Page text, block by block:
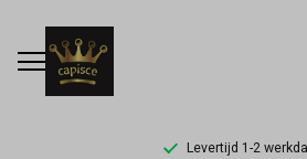
Levertijd 1-2